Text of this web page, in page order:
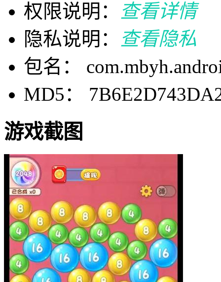
权限说明：
查看详情
隐私说明：
查看隐私
包名：
MD5：
游戏截图